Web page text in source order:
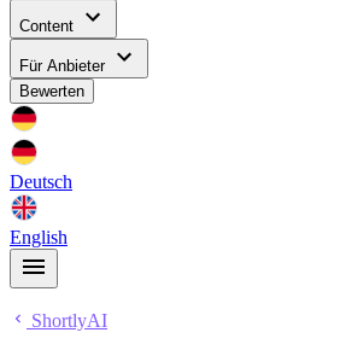
Content
Für Anbieter
Bewerten
Deutsch
English
ShortlyAI